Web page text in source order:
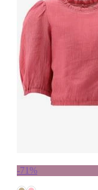
-71%